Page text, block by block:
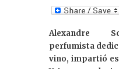
Alexandre
perfumista
vino, impartió